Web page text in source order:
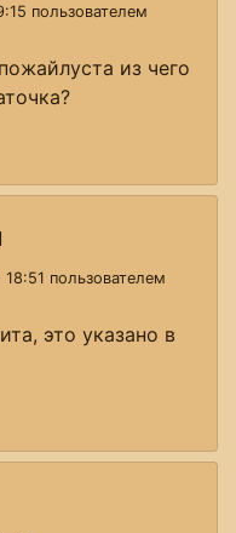
пользователем
из чего
пользователем
это указано в